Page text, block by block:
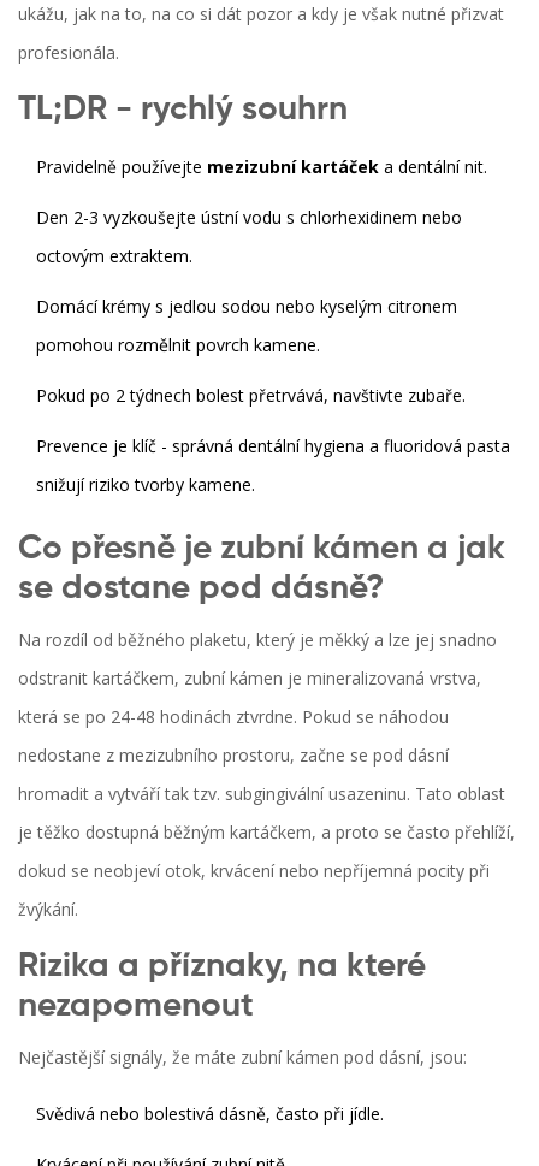
ukážu, jak na to, na co si dát pozor a kdy je však nutné přizvat
profesionála.
TL;DR - rychlý souhrn
Pravidelně používejte mezizubní kartáček a dentální nit.
Den 2-3 vyzkoušejte ústní vodu s chlorhexidinem nebo
octovým extraktem.
Domácí krémy s jedlou sodou nebo kyselým citronem
pomohou rozmělnit povrch kamene.
Pokud po 2 týdnech bolest přetrvává, navštivte zubaře.
Prevence je klíč - správná dentální hygiena a fluoridová pasta
snižují riziko tvorby kamene.
Co přesně je zubní kámen a jak
se dostane pod dásně?
Na rozdíl od běžného plaketu, který je měkký a lze jej snadno
odstranit kartáčkem, zubní kámen je mineralizovaná vrstva,
která se po 24-48 hodinách ztvrdne. Pokud se náhodou
nedostane z mezizubního prostoru, začne se pod dásní
hromadit a vytváří tak tzv. subgingivální usazeninu. Tato oblast
je těžko dostupná běžným kartáčkem, a proto se často přehlíží,
dokud se neobjeví otok, krvácení nebo nepříjemná pocity při
žvýkání.
Rizika a příznaky, na které
nezapomenout
Nejčastější signály, že máte zubní kámen pod dásní, jsou:
Svědivá nebo bolestivá dásně, často při jídle.